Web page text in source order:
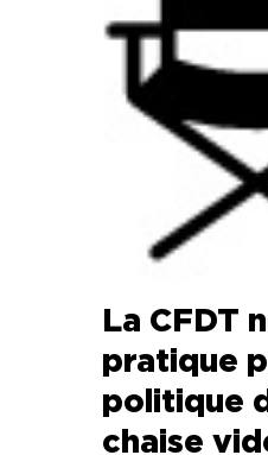
La CFDT
pratique
politique
chaise